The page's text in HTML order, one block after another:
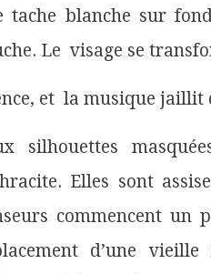
tache blanche sur
Le visage se
et la musique jaillit
silhouettes
Elles sont
commencent un
d’une